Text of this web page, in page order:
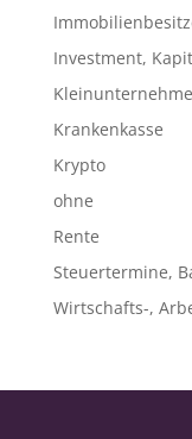
Investment,
Krankenkasse
Krypto
ohne
Rente
Steuertermine,
Wirtschafts-,